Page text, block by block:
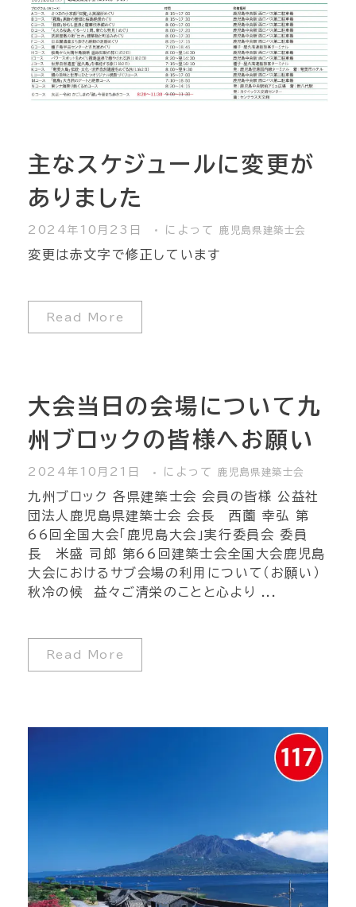
主なスケジュールに変更が
ありました
2024年10月23日 によって 鹿児島県建築士会
変更は赤文字で修正しています
Read More
大会当日の会場について九
州ブロックの皆様へお願い
2024年10月21日 によって 鹿児島県建築士会
九州ブロック 各県建築士会 会員の皆様 公益社
団法人鹿児島県建築士会 会長 西薗 幸弘 第
66回全国大会「鹿児島大会」実行委員会 委員
長 米盛 司郎 第66回建築士会全国大会鹿児島
大会におけるサブ会場の利用について（お願い）
秋冷の候 益々ご清栄のことと心より ...
Read More